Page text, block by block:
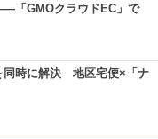
「GMOクラウドEC」で
同時に解決 地区宅便×「ナ